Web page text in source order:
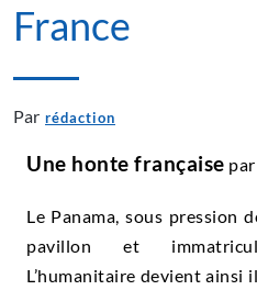
France
Par rédaction
Une honte française par
Le Panama, sous pression
pavillon et
L’humanitaire devient